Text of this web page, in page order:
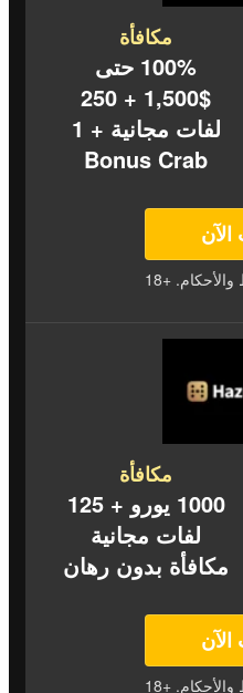
مكافأة
100% حتى
$1,500 + 250
لفات مجانية + 1
Bonus Crab
الآن
+18
مكافأة
1000 يورو + 125
لفات مجانية
مكافأة بدون رهان
الآن
+18